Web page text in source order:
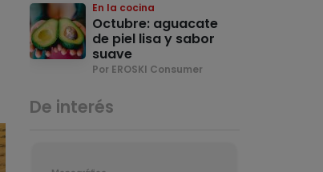
En la cocina
Octubre: aguacate
de piel lisa y sabor
suave
Por EROSKI Consumer
De interés